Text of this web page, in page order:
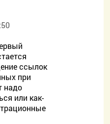
ссылок
при
надо
или как-